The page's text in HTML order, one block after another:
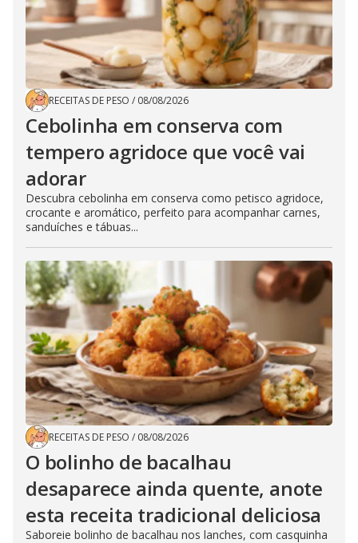
RECEITAS DE PESO / 08/08/2026
Cebolinha em conserva com
tempero agridoce que você vai
adorar
Descubra cebolinha em conserva como petisco agridoce,
crocante e aromático, perfeito para acompanhar carnes,
sanduíches e tábuas...
RECEITAS DE PESO / 08/08/2026
O bolinho de bacalhau
desaparece ainda quente, anote
esta receita tradicional deliciosa
Saboreie bolinho de bacalhau nos lanches, com casquinha